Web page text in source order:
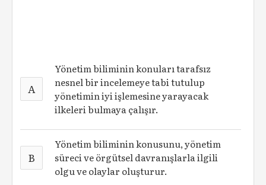
A
Yönetim biliminin konuları tarafsız
nesnel bir incelemeye tabi tutulup
yönetimin iyi işlemesine yarayacak
ilkeleri bulmaya çalışır.
B
Yönetim biliminin konusunu, yönetim
süreci ve örgütsel davranışlarla ilgili
olgu ve olaylar oluşturur.